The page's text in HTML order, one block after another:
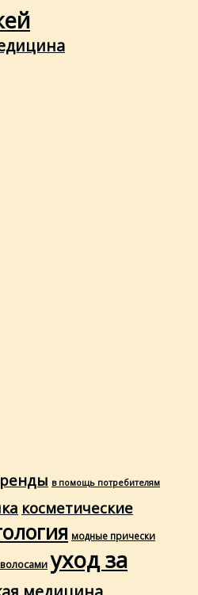
в помощь потребителям
косметические
модные прически
уход за